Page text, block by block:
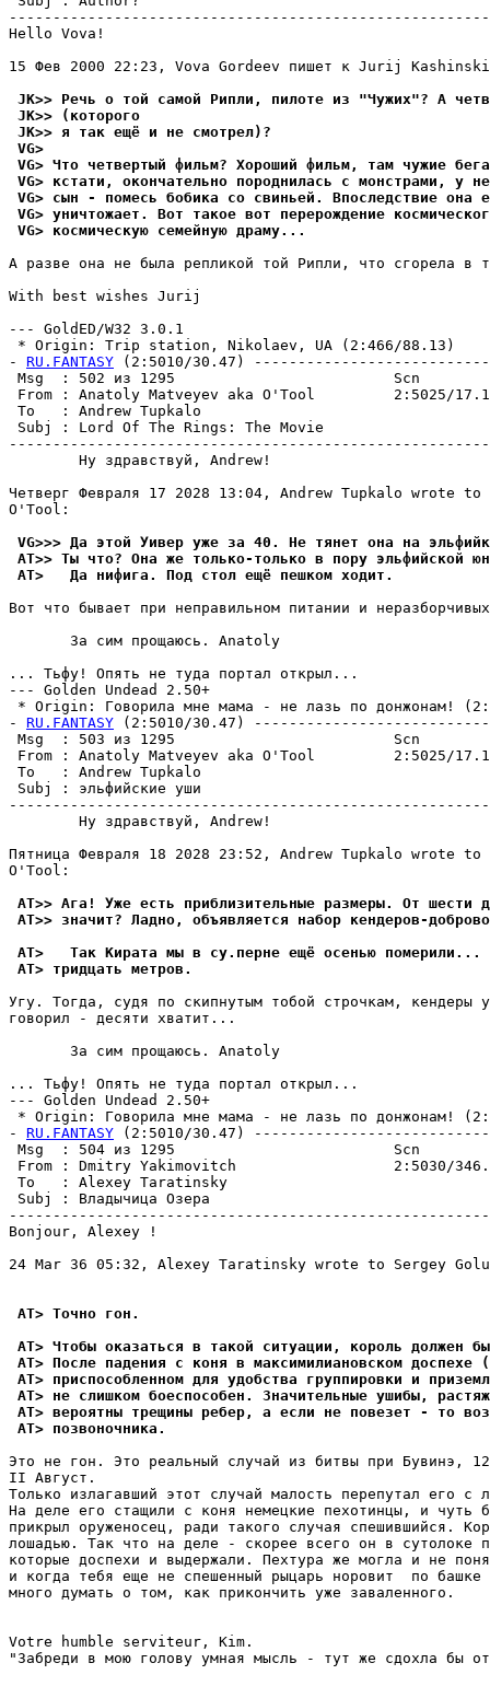
Hello Vova!
15 Фев 2000 22:23, Vova Gordeev пишет к Jurij
JK>> Речь о той самой Рипли, пилоте из "Чужих"? А
JK>> (которого
JK>> я так ещё и не смотрел)?
VG>
VG> Что четвертый фильм? Хороший фильм, там чужие
VG> кстати, окончательно породнилась с монстрами, у
VG> сын - помесь бобика со свиньей. Впоследствие она
VG> уничтожает. Вот такое вот перерождение
VG> космическую семейную драму...
А разве она не была репликой той Рипли, что сгорела в
With best wishes Jurij
--- GoldED/W32 3.0.1
* Origin: Trip station, Nikolaev, UA (2:466/88.13)
- RU.FANTASY (2:5010/30.47)
Msg  : 502 из 1295
From : Anatoly Matveyev aka O'Tool         2:5025/
To   : Andrew Tupkalo
Subj : Lord Of The
        Ну здравствуй, Andrew!
Четверг Февраля 17 2028 13:04, Andrew Tupkalo wrote
O'Tool:
VG>>> Да этой Уивер уже за 40. Не тянет она на
AT>> Ты что? Она же только-только в пору эльфийской
AT>   Да нифига. Под стол ещё пешком ходит.
Вот что бывает при неправильном питании и
       За сим прощаюсь. Anatoly
... Тьфу! Опять не туда портал открыл...
--- Golden Undead 2.50+
* Origin: Говорила мне мама - не лазь по донжонам!
- RU.FANTASY (2:5010/30.47)
Msg  : 503 из 1295
From : Anatoly Matveyev aka O'Tool         2:5025/
To   : Andrew Tupkalo
Subj :
        Ну здравствуй, Andrew!
Пятница Февраля 18 2028 23:52, Andrew Tupkalo wrote
O'Tool:
AT>> Ага! Уже есть приблизительные pазмеpы. От шести
AT>> значит? Ладно, объявляется набор кендеpов-
AT>   Так Кирата мы в су.пеpне ещё осенью помеpили...
AT> тридцать метpов.
Угу. Тогда, судя по скипнутым тобой строчкам, кендеры
говорил - десяти хватит...
       За сим прощаюсь. Anatoly
... Тьфу! Опять не туда портал открыл...
--- Golden Undead 2.50+
* Origin: Говорила мне мама - не лазь по донжонам!
- RU.FANTASY (2:5010/30.47)
Msg  : 504 из 1295
From : Dmitry Yakimovitch                  2:5030/
To   : Alexey Taratinsky
Subj :
Bonjour, Alexey !
24 Mar 36 05:32, Alexey Taratinsky wrote to Sergey
AT> Точно гон.
AT> Чтобы оказаться в такой ситуации, король должен
AT> После падения с коня в максимилиановском доспехе
AT> приспособленном для удобства группировки и
AT> не слишком боеспособен. Значительные ушибы,
AT> вероятны трещины ребер, а если не повезет - то
AT> позвоночника.
Это не гон. Это реальный случай из битвы при Бувинэ,
II Август.
Только излагавший этот случай малость перепутал его с
На деле его стащили с коня немецкие пехотинцы, и чуть
прикрыл оруженосец, ради такого случая спешившийся.
лошадью. Так что на деле - скорее всего он в сутолоке
которые доспехи и выдержали. Пехтура же могла и не
и когда тебя еще не спешенный рыцарь норовит  по
много думать о том, как прикончить уже заваленного.
Votre humble serviteur, Kim.
"Забреди в мою голову умная мысль - тут же сдохла бы